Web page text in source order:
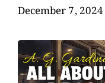
December 7, 2024